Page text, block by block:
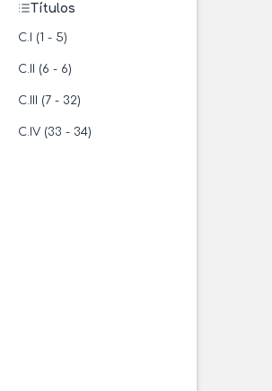
Títulos
C.I (1 - 5)
C.II (6 - 6)
C.III (7 - 32)
C.IV (33 - 34)